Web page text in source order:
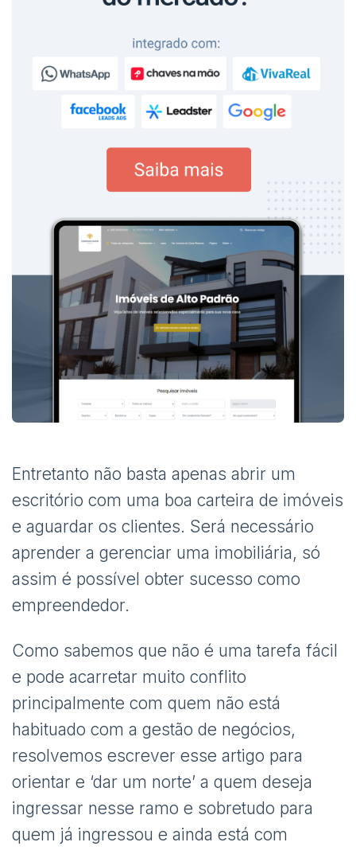
Entretanto não basta apenas abrir um
escritório com uma boa carteira de imóveis
e aguardar os clientes. Será necessário
aprender a gerenciar uma imobiliária, só
assim é possível obter sucesso como
empreendedor.
Como sabemos que não é uma tarefa fácil
e pode acarretar muito conflito
principalmente com quem não está
habituado com a gestão de negócios,
resolvemos escrever esse artigo para
orientar e ‘dar um norte’ a quem deseja
ingressar nesse ramo e sobretudo para
quem já ingressou e ainda está com